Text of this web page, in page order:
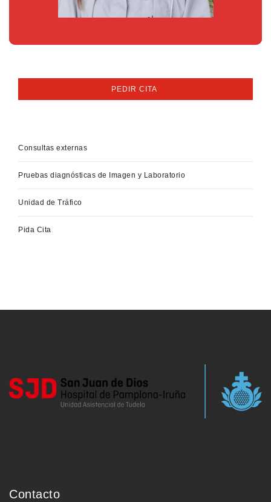
PEDIR CITA
Consultas externas
Pruebas diagnósticas de Imagen y Laboratorio
Unidad de Tráfico
Pida Cita
Contacto